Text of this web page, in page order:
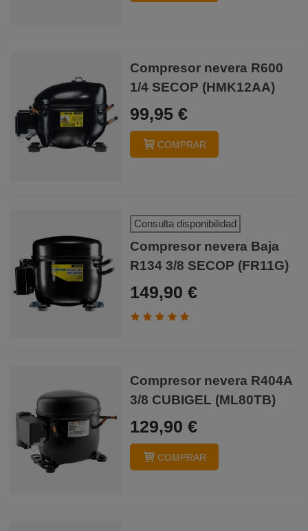
Compresor nevera R600
1/4 SECOP (HMK12AA)
99,95 €
COMPRAR
Consulta disponibilidad
Compresor nevera Baja
R134 3/8 SECOP (FR11G)
149,90 €
Compresor nevera R404A
3/8 CUBIGEL (ML80TB)
129,90 €
COMPRAR